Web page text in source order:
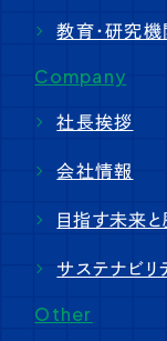
教育・研究
Company
社長挨拶
会社情報
目指す未来と
サステナビリ
Other